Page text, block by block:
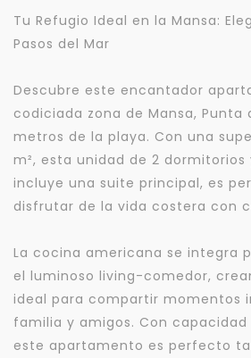
Tu Refugio Ideal en la Mansa:
Pasos del Mar
Descubre este encantador
codiciada zona de Mansa, Punta
metros de la playa. Con una
m², esta unidad de 2 dormitorios
incluye una suite principal, es
disfrutar de la vida costera con
La cocina americana se integra
el luminoso living-comedor,
ideal para compartir momentos
familia y amigos. Con
este apartamento es perfecto